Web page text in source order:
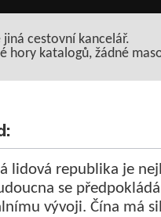
jiná cestovní kancelář.
hory katalogů, žádné
lidová republika je
se
vývoji. Čína má